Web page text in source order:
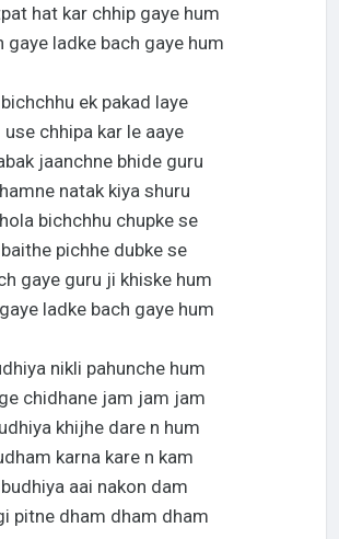
hat kar chhip gaye hum
gaye ladke bach gaye hum
bichchhu ek pakad laye
use chhipa kar le aaye
jaanchne bhide guru
hamne natak kiya shuru
bichchhu chupke se
baithe pichhe dubke se
gaye guru ji khiske hum
ladke bach gaye hum
nikli pahunche hum
chidhane jam jam jam
khijhe dare n hum
karna kare n kam
budhiya aai nakon dam
pitne dham dham dham